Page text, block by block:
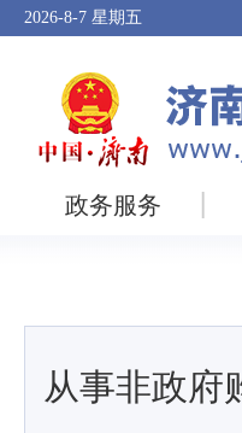
2026-8-7 星期五
政务服务
从事非政府